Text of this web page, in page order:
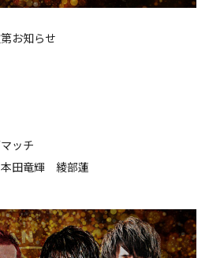
お知らせ
ッチ
田竜輝 綾部蓮